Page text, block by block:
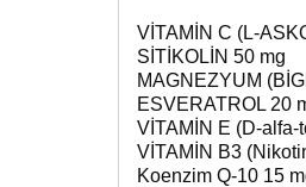
VİTAMİN C (L-
SİTİKOLİN 50 mg
MAGNEZYUM
ESVERATROL 20
VİTAMİN E (D-alfa-
VİTAMİN B3
Koenzim Q-10 15